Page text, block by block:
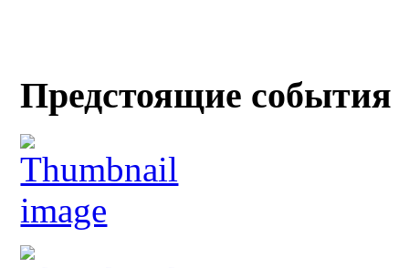
Предстоящие события